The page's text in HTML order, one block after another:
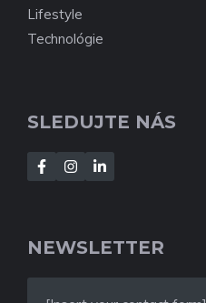
Lifestyle
Technológie
SLEDUJTE NÁS
NEWSLETTER